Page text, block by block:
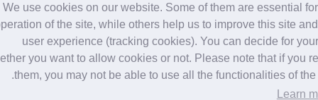
We use cookies on our website. Some of them are essential
of the site, while others help us to improve this site
user experience (tracking cookies). You can decide for
you want to allow cookies or not. Please note that if you
them, you may not be able to use all the functionalities of the
Learn
، والتي تحيط بها الحلقة الليفية الخارجية.
، والذي يمكن أن يحدث غالبًا مع تقدم العمر.